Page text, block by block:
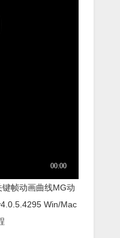
帧动画曲线MG动
Win/Mac